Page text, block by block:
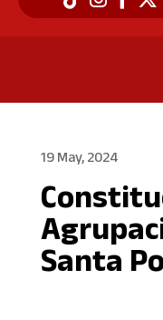
19 May, 2024
Santa